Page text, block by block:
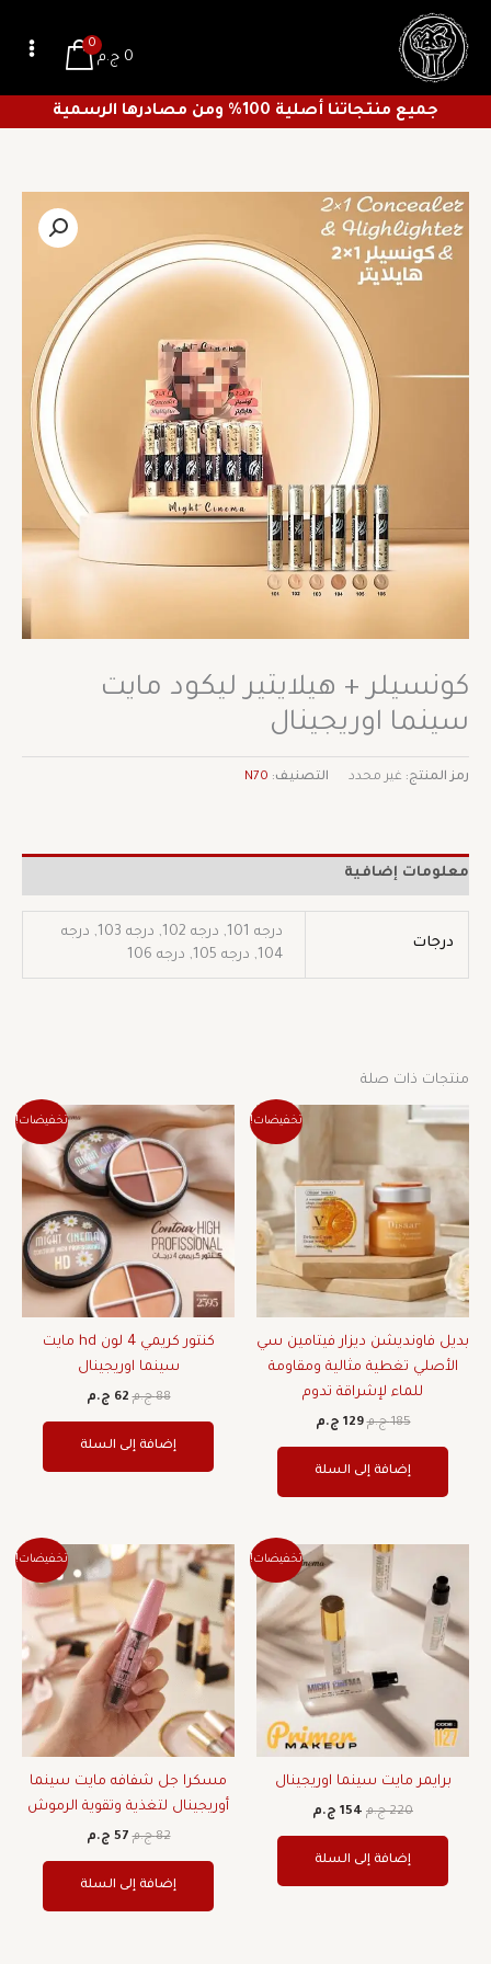
المحتوى
0 ج.م
0
جميع منتجاتنا أصلية 100% ومن مصادرها الرسمية
كونسيلر + هيلايتير ليكود مايت
سينما اوريجينال
رمز المنتج: غير محدد التصنيف: N70
معلومات إضافية
درجات
درجه 101, درجه 102, درجه 103, درجه
104, درجه 105, درجه 106
منتجات ذات صلة
تخفيضات!
بديل فاونديشن ديزار فيتامين سي
الأصلي تغطية مثالية ومقاومة
للماء لإشراقة تدوم
185 ج.م 129 ج.م
السعر
الحالي
إضافة إلى السلة
تخفيضات!
كنتور كريمي 4 لون hd مايت
سينما اوريجينال
88 ج.م
السعر
الأصلي
هو:
62 ج.م
السعر
الحالي
هو:
62 ج.م.
إضافة إلى السلة
تخفيضات!
برايمر مايت سينما اوريجينال
220 ج.م
السعر
الأصلي
220 ج.م.
154 ج.م
السعر
الحالي
هو:
154 ج.م.
إضافة إلى السلة
تخفيضات!
مسكرا جل شفافه مايت سينما
أوريجينال لتغذية وتقوية الرموش
82 ج.م
السعر
الأصلي
82 ج.م.
57 ج.م
السعر
الحالي
هو:
57 ج.م.
إضافة إلى السلة